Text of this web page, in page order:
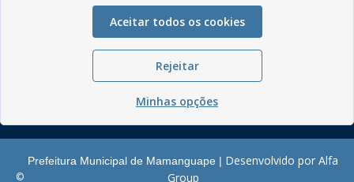
Manual de Navegação
Glossário
Ouvidoria
Política de Privacidade
©
Prefeitura Municipal de Mamanguape | Desenvolvido por Alfa
Group
Aceitar todos os cookies
Rejeitar
Minhas opções